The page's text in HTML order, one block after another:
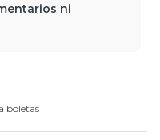
ni
boletas